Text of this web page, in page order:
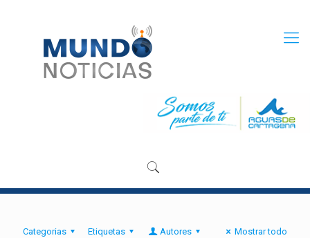
Categorias Etiquetas Autores Mostrar todo